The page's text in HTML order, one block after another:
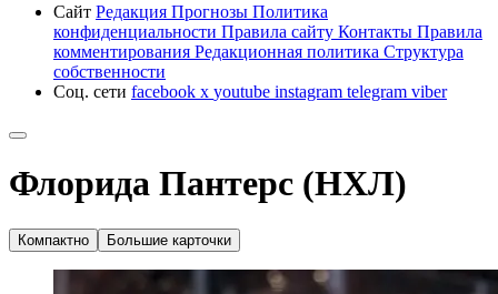
Сайт Редакция Прогнозы Политика
конфиденциальности Правила сайту Контакты Правила
комментирования Редакционная политика Структура
собственности
Соц. сети facebook x youtube instagram telegram viber
Флорида Пантерс (НХЛ)
Компактно Большие карточки